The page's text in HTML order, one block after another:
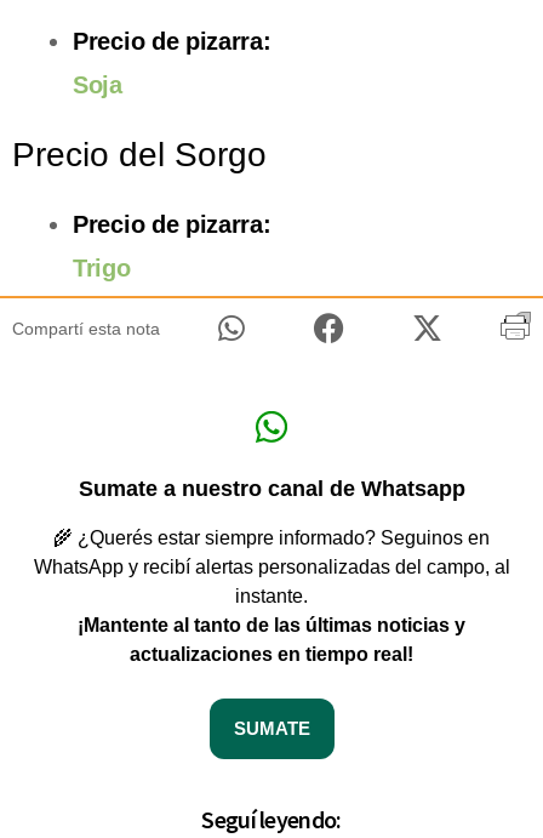
Precio de pizarra:
Soja
Precio del Sorgo
Precio de pizarra:
Trigo
Compartí esta nota
Sumate a nuestro canal de Whatsapp
🌾 ¿Querés estar siempre informado? Seguinos en
WhatsApp y recibí alertas personalizadas del campo, al
instante.
¡Mantente al tanto de las últimas noticias y
actualizaciones en tiempo real!
SUMATE
Seguí leyendo: